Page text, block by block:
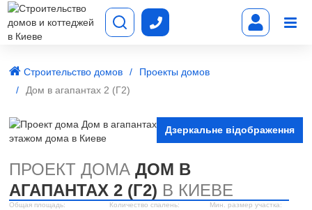
Строительство домов
Проекты домов
Дом в агапантах 2 (Г2)
Дзеркальне відображення
ПРОЕКТ ДОМА ДОМ В
АГАПАНТАХ 2 (Г2) В КИЕВЕ
Общая площадь: Количество спалень: Мин. размер участка: